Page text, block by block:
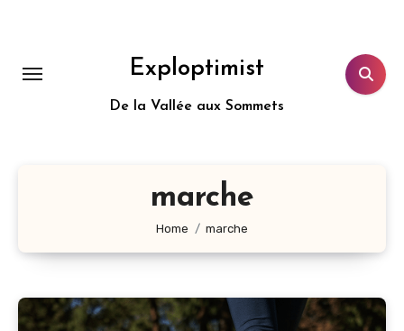
Exploptimist
De la Vallée aux Sommets
marche
Home marche